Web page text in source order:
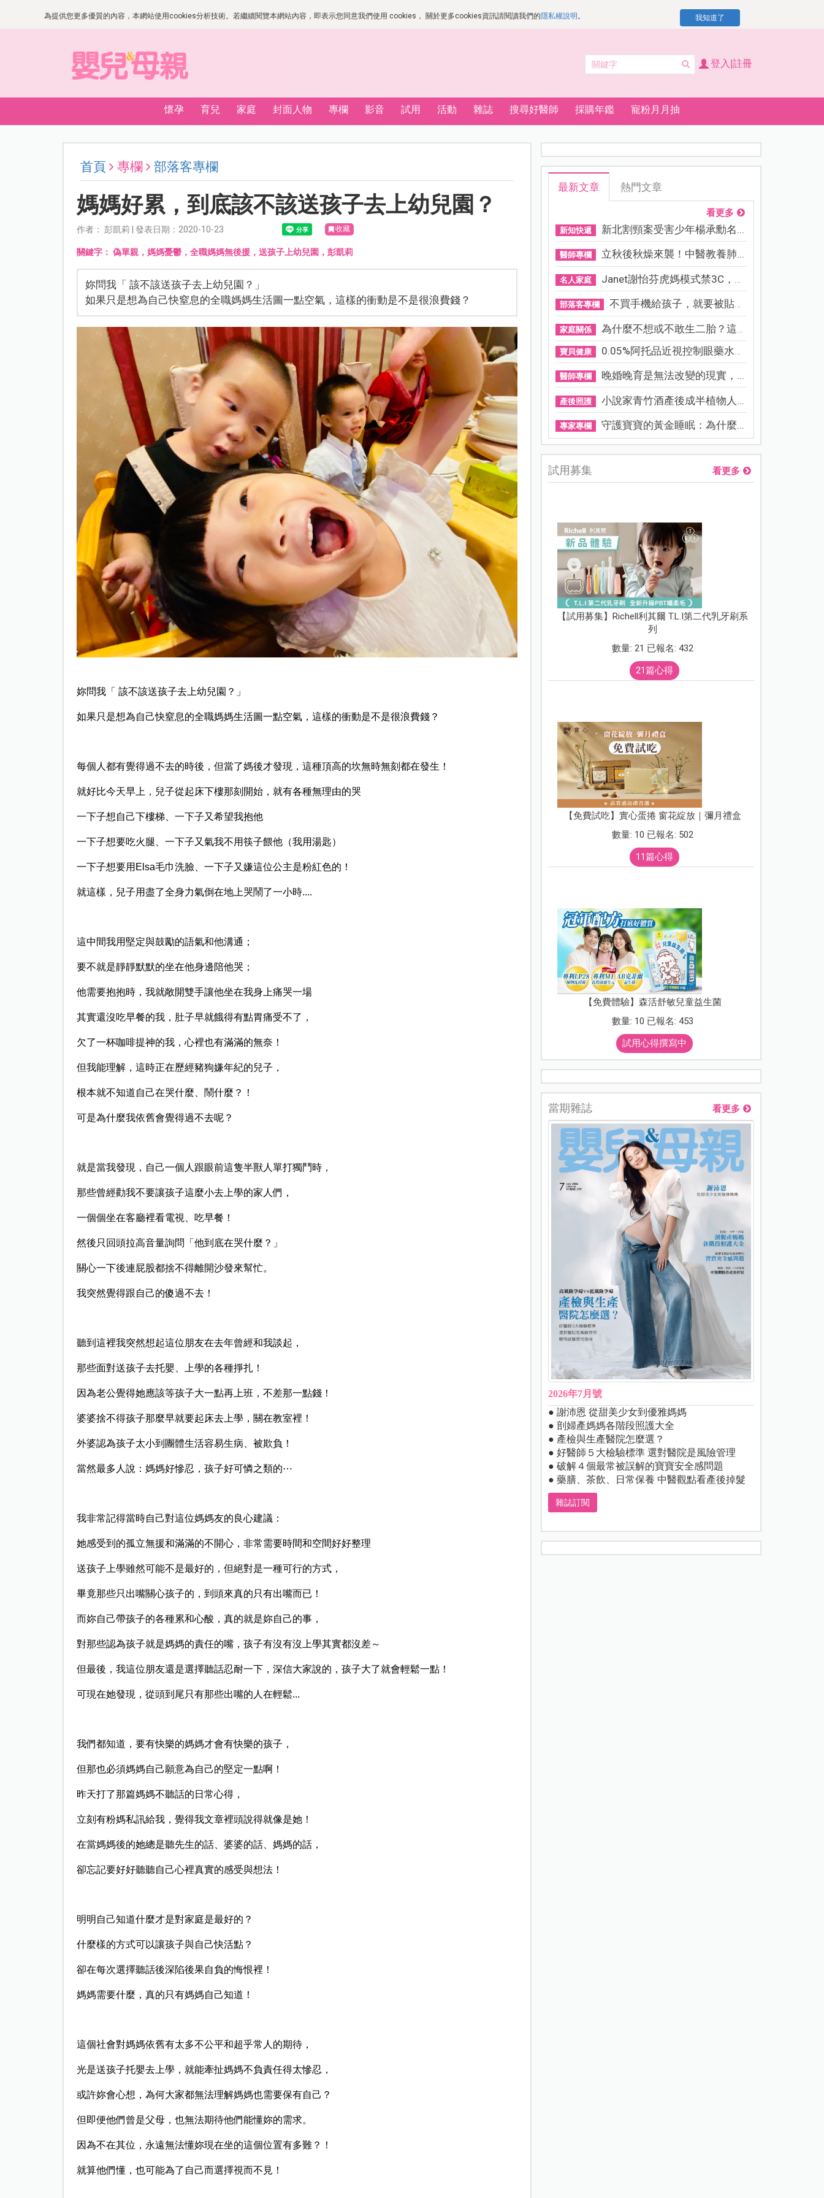
為提供您更多優質的內容，本網站使用cookies分析技術。若繼續閱覽本網站內容，即表示您同意我們使用 cookies， 關於更多cookies資訊請閱讀我們的隱私權說明 。 我知道了
登入|註冊
懷孕 育兒 家庭 封面人物 專欄 影音 試用 活動 雜誌 搜尋好醫師 採購年鑑 寵粉月月抽
首頁 專欄 部落客專欄
媽媽好累，到底該不該送孩子去上幼兒園？
作者： 彭凱莉 | 發表日期：2020-10-23 收藏
關鍵字： 偽單親，媽媽憂鬱，全職媽媽無後援，送孩子上幼兒園，彭凱莉
妳問我「 該不該送孩子去上幼兒園？」
如果只是想為自己快窒息的全職媽媽生活圖一點空氣，這樣的衝動是不是很浪費錢？
妳問我「 該不該送孩子去上幼兒園？」
如果只是想為自己快窒息的全職媽媽生活圖一點空氣， 這樣的衝動是不是很浪費錢？
每個人都有覺得過不去的時後， 但當了媽後才發現，這種頂高的坎無時無刻都在發生！
就好比今天早上，兒子從起床下樓那刻開始，就有各種無理由的哭
一下子想自己下樓梯、一下子又希望我抱他
一下子想要吃火腿、一下子又氣我不用筷子餵他（我用湯匙）
一下子想要用Elsa毛巾洗臉、一下子又嫌這位公主是粉紅色的！
就這樣，兒子用盡了全身力氣倒在地上哭鬧了一小時....
這中間我用堅定與鼓勵的語氣和他溝通；
要不就是靜靜默默的坐在他身邊陪他哭；
他需要抱抱時，我就敞開雙手讓他坐在我身上痛哭一場
其實還沒吃早餐的我，肚子早就餓得有點胃痛受不了，
欠了一杯咖啡提神的我，心裡也有滿滿的無奈！
但我能理解，這時正在歷經豬狗嫌年紀的兒子，
根本就不知道自己在哭什麼、鬧什麼？！
可是為什麼我依舊會覺得過不去呢？
就是當我發現，自己一個人跟眼前這隻半獸人單打獨鬥時，
那些曾經勸我不要讓孩子這麼小去上學的家人們，
一個個坐在客廳裡看電視、吃早餐！
然後只回頭拉高音量詢問「他到底在哭什麼？」
關心一下後連屁股都捨不得離開沙發來幫忙。
我突然覺得跟自己的傻過不去！
聽到這裡我突然想起這位朋友在去年曾經和我談起，
那些面對送孩子去托嬰、上學的各種掙扎！
因為老公覺得她應該等孩子大一點再上班，不差那一點錢！
婆婆捨不得孩子那麼早就要起床去上學，關在教室裡！
外婆認為孩子太小到團體生活容易生病、被欺負！
當然最多人說：媽媽好慘忍，孩子好可憐之類的⋯
我非常記得當時自己對這位媽媽友的良心建議：
她感受到的孤立無援和滿滿的不開心，非常需要時間和空間好好整理
送孩子上學雖然可能不是最好的，但絕對是一種可行的方式，
畢竟那些只出嘴關心孩子的，到頭來真的只有出嘴而已！
而妳自己帶孩子的各種累和心酸，真的就是妳自己的事，
對那些認為孩子就是媽媽的責任的嘴，孩子有沒有沒上學其實都沒差～
但最後，我這位朋友還是選擇聽話忍耐一下， 深信大家說的，孩子大了就會輕鬆一點！
可現在她發現，從頭到尾只有那些出嘴的人在輕鬆...
我們都知道，要有快樂的媽媽才會有快樂的孩子，
但那也必須媽媽自己願意為自己的堅定一點啊！
昨天打了那篇媽媽不聽話的日常心得，
立刻有粉媽私訊給我，覺得我文章裡頭說得就像是她！
在當媽媽後的她總是聽先生的話、婆婆的話、媽媽的話，
卻忘記要好好聽聽自己心裡真實的感受與想法！
明明自己知道什麼才是對家庭是最好的？
什麼樣的方式可以讓孩子與自己快活點？
卻在每次選擇聽話後深陷後果自負的悔恨裡！
媽媽需要什麼，真的只有媽媽自己知道！
這個社會對媽媽依舊有太多不公平和超乎常人的期待，
光是送孩子托嬰去上學，就能牽扯媽媽不負責任得太慘忍，
或許妳會心想，為何大家都無法理解媽媽也需要保有自己？
但即便他們曾是父母，也無法期待他們能懂妳的需求。
因為不在其位，永遠無法懂妳現在坐的這個位置有多難？！
就算他們懂，也可能為了自己而選擇視而不見！
最新文章 熱門文章
看更多
新知快遞 新北割頸案受害少年楊承勳名...
醫師專欄 立秋後秋燥來襲！中醫教養肺...
名人家庭 Janet謝怡芬虎媽模式禁3C，看...
部落客專欄 不買手機給孩子，就要被貼「...
家庭關係 為什麼不想或不敢生二胎？這8...
寶貝健康 0.05%阿托品近視控制眼藥水納...
醫師專欄 晚婚晚育是無法改變的現實，...
產後照護 小說家青竹酒產後成半植物人...
專家專欄 守護寶寶的黃金睡眠：為什麼...
試用募集 看更多
【試用募集】Richell利其爾 T.L.I第二代乳牙刷系
列
數量: 21 已報名: 432
21篇心得
【免費試吃】實心蛋捲 窗花綻放｜彌月禮盒
數量: 10 已報名: 502
11篇心得
【免費體驗】森活舒敏兒童益生菌
數量: 10 已報名: 453
試用心得撰寫中
當期雜誌 看更多
2026年7月號
● 謝沛恩 從甜美少女到優雅媽媽
● 剖婦產媽媽各階段照護大全
● 產檢與生產醫院怎麼選？
● 好醫師５大檢驗標準 選對醫院是風險管理
● 破解４個最常被誤解的寶寶安全感問題
● 藥膳、茶飲、日常保養 中醫觀點看產後掉髮
雜誌訂閱